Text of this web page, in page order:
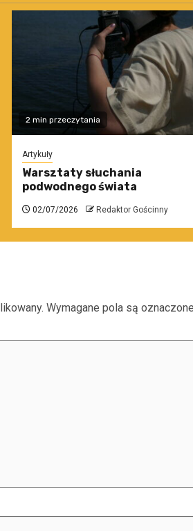
2 min przeczytania
Artykuły
Warsztaty słuchania
podwodnego świata
02/07/2026 Redaktor Gościnny
Wymagane pola są oznaczone